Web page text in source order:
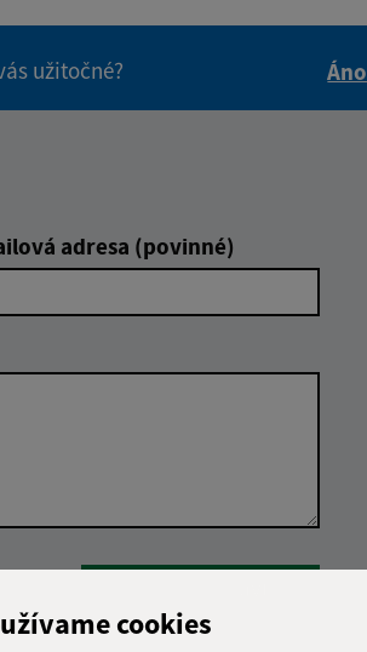
cookies
užitočné?
Áno
adresa (povinné)